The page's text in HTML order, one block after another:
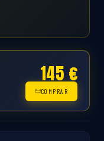
145 €
COMPRAR